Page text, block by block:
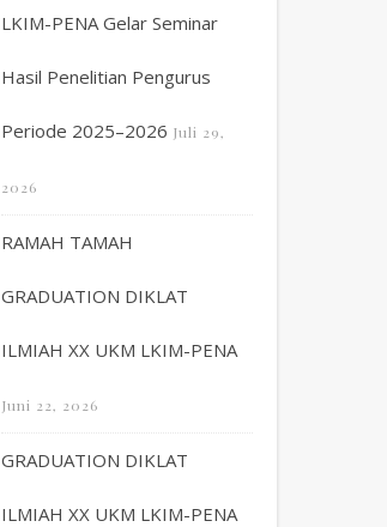
LKIM-PENA Gelar Seminar
Hasil Penelitian Pengurus
Periode 2025–2026 Juli 29,
2026
RAMAH TAMAH
GRADUATION DIKLAT
ILMIAH XX UKM LKIM-PENA
Juni 22, 2026
GRADUATION DIKLAT
ILMIAH XX UKM LKIM-PENA